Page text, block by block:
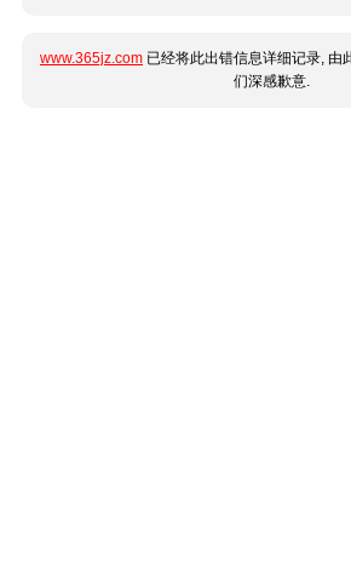
www.365jz.com 已经将此出错信息详细记录, 由
们深感歉意.